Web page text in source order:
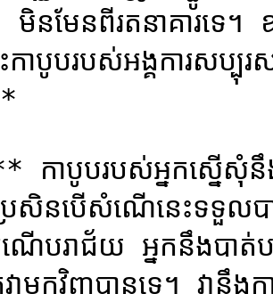
នមែន​ពី​រតនាគារ​ទេ
បូបរបស់អង្គការសប្បុ
ាបូបរបស់អ្នកស្នើសុំនឹ
រសិនបើសំណើនេះទទួ
ើបរាជ័យ អ្នកនឹងបា
មកវិញបានទេ។ វានឹងក